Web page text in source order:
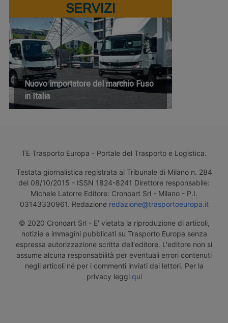
SERVIZI
Nuovo importatore del marchio Fuso
in Italia
TE Trasporto Europa - Portale del Trasporto e Logistica.
Testata giornalistica registrata al Tribunale di Milano n. 284
del 08/10/2015 - ISSN 1824-8241 Direttore responsabile:
Michele Latorre Editore: Cronoart Srl - Milano - P.I.
03143330961. Redazione redazione@trasportoeuropa.it
© 2020 Cronoart Srl - E' vietata la riproduzione di articoli,
notizie e immagini pubblicati su Trasporto Europa senza
espressa autorizzazione scritta dell'editore. L'editore non si
assume alcuna responsabilità per eventuali errori contenuti
negli articoli né per i commenti inviati dai lettori. Per la
privacy leggi qui